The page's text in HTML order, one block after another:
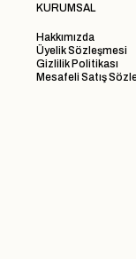
KURUMSAL
Hakkımızda
Üyelik Sözleşmesi
Gizlilik Politikası
Mesafeli Satış